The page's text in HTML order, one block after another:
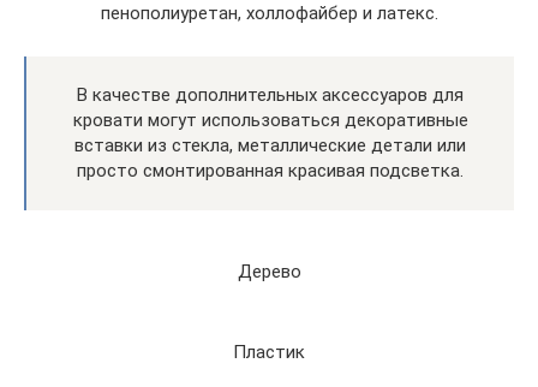
пенополиуретан, холлофайбер и латекс.
В качестве дополнительных аксессуаров для
кровати могут использоваться декоративные
вставки из стекла, металлические детали или
просто смонтированная красивая подсветка.
Дерево
Пластик